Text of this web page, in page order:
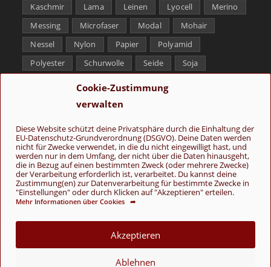
Cookie-Zustimmung
verwalten
Diese Website schützt deine Privatsphäre durch die Einhaltung der
EU-Datenschutz-Grundverordnung (DSGVO). Deine Daten werden
nicht für Zwecke verwendet, in die du nicht eingewilligt hast, und
werden nur in dem Umfang, der nicht über die Daten hinausgeht,
die in Bezug auf einen bestimmten Zweck (oder mehrere Zwecke)
der Verarbeitung erforderlich ist, verarbeitet. Du kannst deine
Zustimmung(en) zur Datenverarbeitung für bestimmte Zwecke in
"Einstellungen" oder durch Klicken auf "Akzeptieren" erteilen.
Mehr Informationen über Cookies ➦
Akzeptieren
Ablehnen
Kaschmir
Lama Leinen Lyocell
Merino
Messing
Microfaser Modal
Mohair
Nessel
Nylon Papier
Polyamid
Polyester
Schurwolle Seide
Soja
Tencel
Yak
Folge uns
© Copyright 2026 - Wolle & Schönes